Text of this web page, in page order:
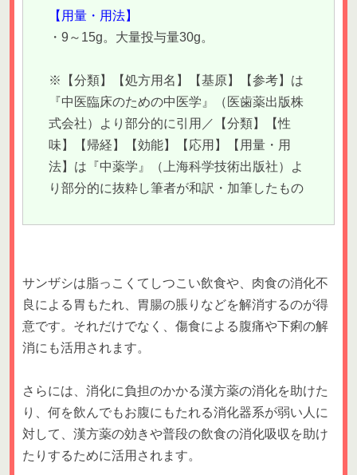
【用量・用法】
・9～15g。大量投与量30g。
※【分類】【処方用名】【基原】【参考】は
『中医臨床のための中医学』（医歯薬出版株
式会社）より部分的に引用／【分類】【性
味】【帰経】【効能】【応用】【用量・用
法】は『中薬学』（上海科学技術出版社）よ
り部分的に抜粋し筆者が和訳・加筆したもの
サンザシは脂っこくてしつこい飲食や、肉食の消化不
良による胃もたれ、胃腸の脹りなどを解消するのが得
意です。それだけでなく、傷食による腹痛や下痢の解
消にも活用されます。
さらには、消化に負担のかかる漢方薬の消化を助けた
り、何を飲んでもお腹にもたれる消化器系が弱い人に
対して、漢方薬の効きや普段の飲食の消化吸収を助け
たりするために活用されます。